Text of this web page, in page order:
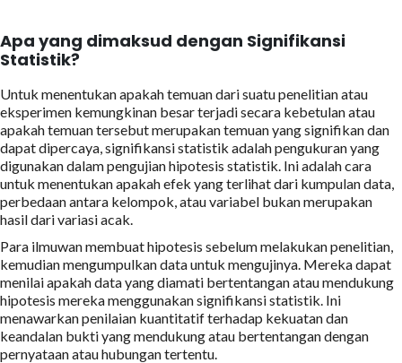
Apa yang dimaksud dengan Signifikansi
Statistik?
Untuk menentukan apakah temuan dari suatu penelitian atau
eksperimen kemungkinan besar terjadi secara kebetulan atau
apakah temuan tersebut merupakan temuan yang signifikan dan
dapat dipercaya, signifikansi statistik adalah pengukuran yang
digunakan dalam pengujian hipotesis statistik. Ini adalah cara
untuk menentukan apakah efek yang terlihat dari kumpulan data,
perbedaan antara kelompok, atau variabel bukan merupakan
hasil dari variasi acak.
Para ilmuwan membuat hipotesis sebelum melakukan penelitian,
kemudian mengumpulkan data untuk mengujinya. Mereka dapat
menilai apakah data yang diamati bertentangan atau mendukung
hipotesis mereka menggunakan signifikansi statistik. Ini
menawarkan penilaian kuantitatif terhadap kekuatan dan
keandalan bukti yang mendukung atau bertentangan dengan
pernyataan atau hubungan tertentu.